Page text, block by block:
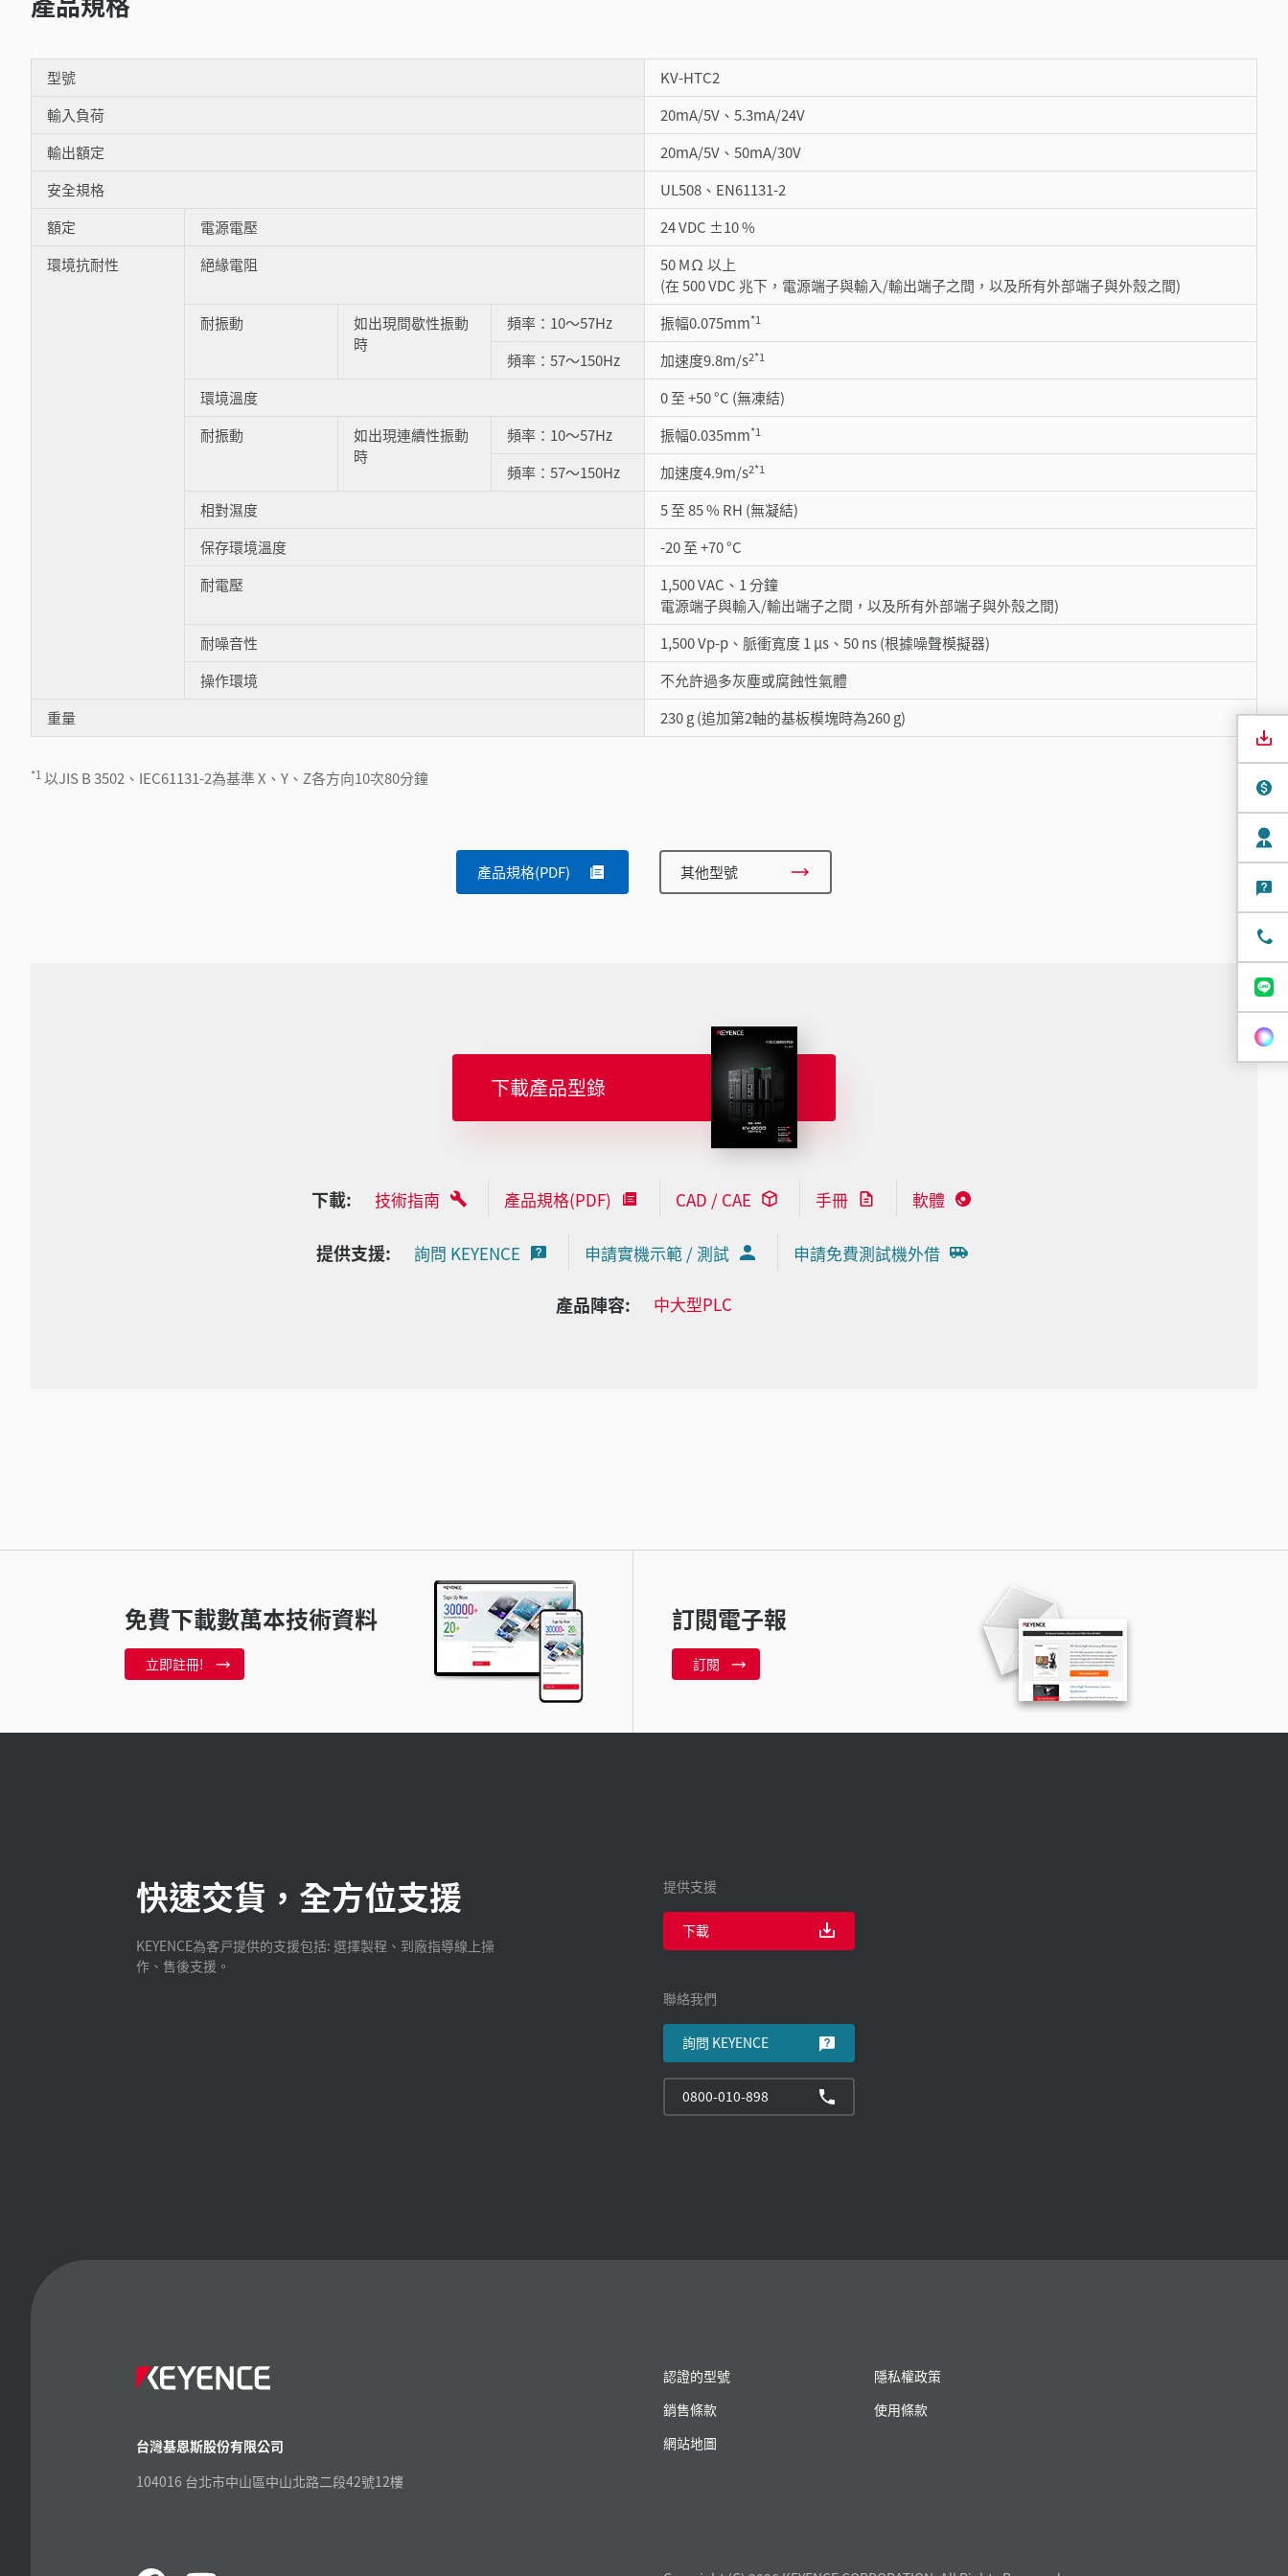
型號
KV-HTC2
輸入負荷
20mA/5V、5.3mA/24V
輸出額定
20mA/5V、50mA/30V
安全規格
UL508、EN61131-2
額定
電源電壓
24 VDC ±10 %
環境抗耐性
絕緣電阻
50 MΩ 以上
(在 500 VDC 兆下，電源端子與輸入/輸出端子之間，以及所有外部端子與外殼之間)
耐振動
如出現間歇性振動
時
頻率：10～57Hz 振幅0.075mm*1
頻率：57～150Hz 加速度9.8m/s2*1
環境溫度
0 至 +50 °C (無凍結)
耐振動
如出現連續性振動
時
頻率：10～57Hz 振幅0.035mm*1
頻率：57～150Hz 加速度4.9m/s2*1
相對濕度
5 至 85 % RH (無凝結)
保存環境溫度
-20 至 +70 °C
耐電壓
1,500 VAC、1 分鐘
電源端子與輸入/輸出端子之間，以及所有外部端子與外殼之間)
耐噪音性
1,500 Vp-p、脈衝寬度 1 µs、50 ns (根據噪聲模擬器)
操作環境
不允許過多灰塵或腐蝕性氣體
重量
230 g (追加第2軸的基板模塊時為260 g)
*1 以JIS B 3502、IEC61131-2為基準 X、Y、Z各方向10次80分鐘
產品規格(PDF) 其他型號
下載產品型錄
下載: 技術指南 產品規格(PDF) CAD / CAE 手冊 軟體
提供支援: 詢問 KEYENCE 申請實機示範 / 測試 申請免費測試機外借
產品陣容: 中大型PLC
免費下載數萬本技術資料
立即註冊!
訂閱電子報
訂閱
快速交貨，全方位支援
KEYENCE為客戸提供的支援包括: 選擇製程、到廠指導線上操
作、售後支援。
提供支援
下載
聯絡我們
詢問 KEYENCE
0800-010-898
台灣基恩斯股份有限公司
104016 台北市中山區中山北路二段42號12樓
認證的型號
隱私權政策
銷售條款
使用條款
網站地圖